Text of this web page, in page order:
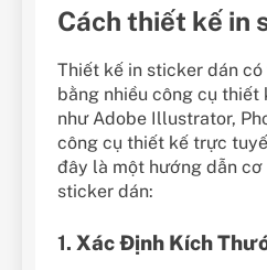
Cách thiết kế in
Thiết kế in sticker dán
bằng nhiều công cụ thiết
như Adobe Illustrator,
công cụ thiết kế trực
đây là một hướng dẫn
sticker dán:
1. Xác Định Kích